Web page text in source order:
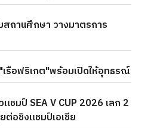
สถานศึกษา วางมาตรการ
เรือฟริเกต"พร้อมเปิดให้อุทธรณ์
ชมป์ SEA V CUP 2026 เลก 2
ต่อชิงแชมป์เอเชีย